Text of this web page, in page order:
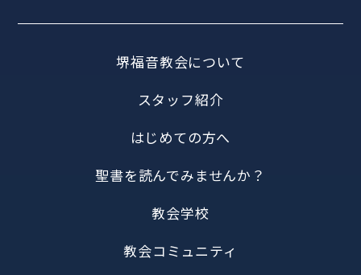
堺福音教会について
スタッフ紹介
はじめての方へ
聖書を読んでみませんか？
教会学校
教会コミュニティ